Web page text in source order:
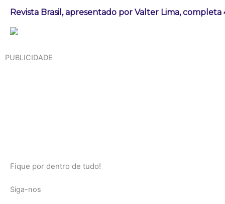
Revista Brasil, apresentado por Valter Lima, completa
PUBLICIDADE
Fique por dentro de tudo!
Siga-nos